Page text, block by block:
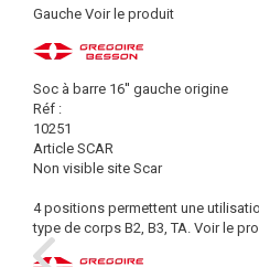
Gauche Voir le produit
Soc à barre 16'' gauche origine
Réf :
10251
Article SCAR
Non visible site Scar
4 positions permettent une
type de corps B2, B3, TA. Voir le